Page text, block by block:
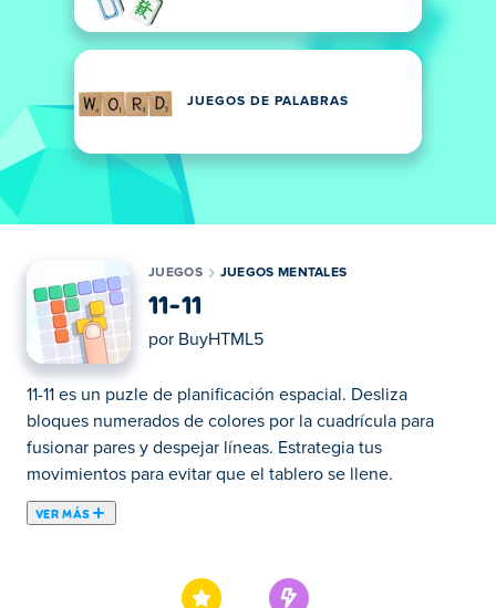
JUEGOS DE PALABRAS
JUEGOS JUEGOS MENTALES
11-11
por BuyHTML5
11-11 es un puzle de planificación espacial. Desliza
bloques numerados de colores por la cuadrícula para
fusionar pares y despejar líneas. Estrategia tus
movimientos para evitar que el tablero se llene.
VER MÁS
obtener puntos. Arrastra los bloques de colores al tablero